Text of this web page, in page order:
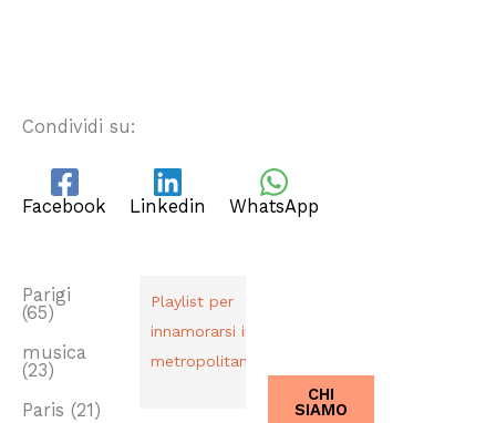
Condividi su:
Facebook Linkedin WhatsApp
CHI
SIAMO
Playlist per
innamorarsi in
metropolitana
Parigi
(65)
musica
(23)
Paris(21)